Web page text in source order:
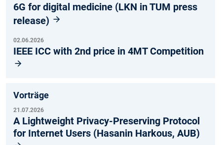
6G for digital medicine (LKN in TUM press
release)
02.06.2026
IEEE ICC with 2nd price in 4MT Competition
Vorträge
21.07.2026
A Lightweight Privacy-Preserving Protocol
for Internet Users (Hasanin Harkous, AUB)